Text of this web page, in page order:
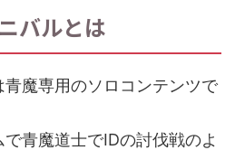
バルとは
魔専用のソロコンテンツで
青魔道士でIDの討伐戦のよ